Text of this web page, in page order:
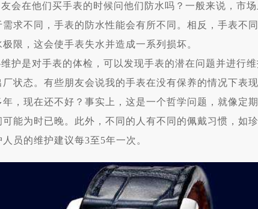
会在他们买手表的时候问他们防水吗？一般来说，市
求不同，手表的防水性能会有所不同。相反，手表不
限，这会使手表失水并造成一系列损坏。
护是对手表的体检，可以发现手表的潜在问题并进行
状态。有些朋友会说我的手表在没有保养的情况下表
，现在还不好？事实上，这是一个哲学问题，就像定
能为时已晚。此外，不同的人有不同的佩戴习惯，如
员的维护建议每3至5年一次。